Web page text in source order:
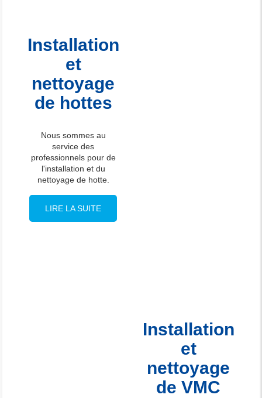
Installation
et
nettoyage
de hottes
Nous sommes au
service des
professionnels pour de
l'installation et du
nettoyage de hotte.
LIRE LA SUITE
Installation
et
nettoyage
de VMC